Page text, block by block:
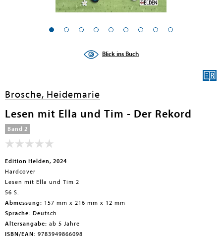
submenu
submenu
Blick ins Buch
Brosche, Heidemarie
Lesen mit Ella und Tim - Der Rekord
Band 2
Edition Helden, 2024
Hardcover
Lesen mit Ella und Tim 2
56 S.
Abmessung: 157 mm x 216 mm x 12 mm
Sprache: Deutsch
Altersangabe: ab 5 Jahre
ISBN/EAN: 9783949866098